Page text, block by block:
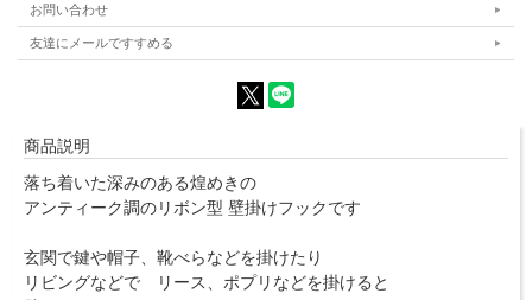
お問い合わせ
友達にメールですすめる
商品説明
落ち着いた深みのある煌めきの
アンティーク調のリボン型 壁掛けフックです
玄関で鍵や帽子、靴べらなどを掛けたり
リビングなどで リース、ポプリなどを掛けると